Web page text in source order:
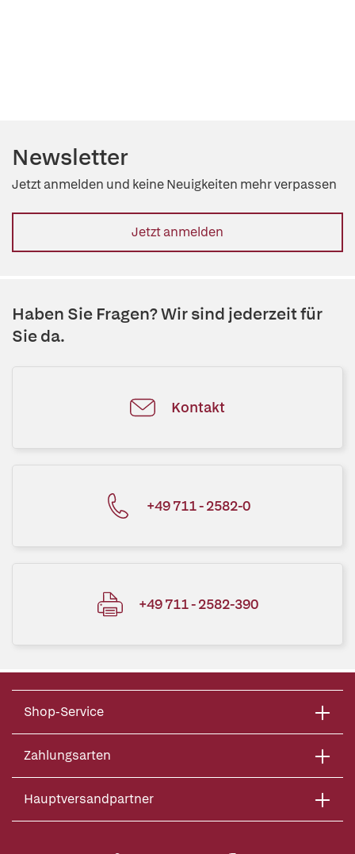
Newsletter
Jetzt anmelden und keine Neuigkeiten mehr verpassen
Jetzt anmelden
Haben Sie Fragen? Wir sind jederzeit für
Sie da.
Kontakt
+49 711 - 2582-0
+49 711 - 2582-390
Shop-Service
Zahlungsarten
Hauptversandpartner